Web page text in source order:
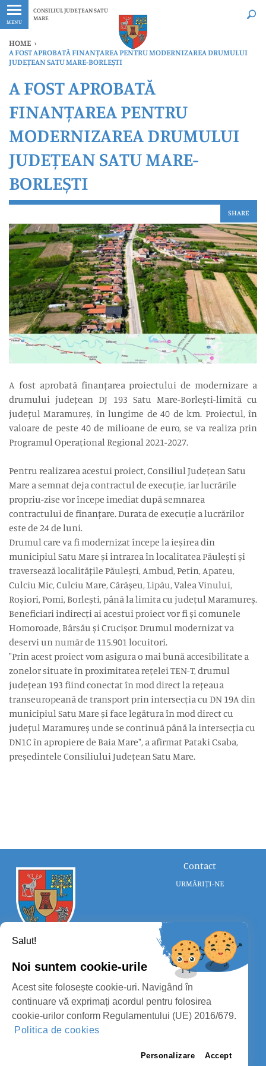
MENU
CONSILIUL JUDEȚEAN SATU
MARE
Ultimele
HOME ›
A FOST APROBATĂ FINANȚAREA PENTRU MODERNIZAREA DRUMULUI
JUDEȚEAN SATU MARE-BORLEȘTI
A FOST APROBATĂ
FINANȚAREA PENTRU
MODERNIZAREA DRUMULUI
JUDEȚEAN SATU MARE-
BORLEȘTI
SHARE
A fost aprobată finanțarea proiectului de modernizare a
drumului județean DJ 193 Satu Mare-Borlești-limită cu
județul Maramureș, în lungime de 40 de km. Proiectul, în
valoare de peste 40 de milioane de euro, se va realiza prin
Programul Operațional Regional 2021-2027.
Pentru realizarea acestui proiect, Consiliul Județean Satu
Mare a semnat deja contractul de execuție, iar lucrările
propriu-zise vor începe imediat după semnarea
contractului de finanțare. Durata de execuție a lucrărilor
este de 24 de luni.
Drumul care va fi modernizat începe la ieșirea din
municipiul Satu Mare și intrarea în localitatea Păulești și
traversează localitățile Păulești, Ambud, Petin, Apateu,
Culciu Mic, Culciu Mare, Cărăşeu, Lipău, Valea Vinului,
Roșiori, Pomi, Borlești, până la limita cu județul Maramureș.
Beneficiari indirecți ai acestui proiect vor fi și comunele
Homoroade, Bârsău și Crucișor. Drumul modernizat va
deservi un număr de 115.901 locuitori.
"Prin acest proiect vom asigura o mai bună accesibilitate a
zonelor situate în proximitatea rețelei TEN-T, drumul
județean 193 fiind conectat în mod direct la rețeaua
transeuropeană de transport prin intersecția cu DN 19A din
municipiul Satu Mare și face legătura în mod direct cu
județul Maramureș unde se continuă până la intersecția cu
DN1C în apropiere de Baia Mare", a afirmat Pataki Csaba,
președintele Consiliului Județean Satu Mare.
PROTECȚIA DATELOR PERSONALE
MASS-MEDIA
PAGINA VECHE
CONSILIUL JUDEȚEAN SATU MARE
Contact
URMĂRIȚI-NE
Salut!
Noi suntem cookie-urile
Acest site folosește cookie-uri. Navigând în
continuare vă exprimați acordul pentru folosirea
cookie-urilor conform Regulamentului (UE) 2016/679.
Politica de cookies
Personalizare Accept